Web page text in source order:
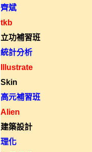
齊斌
tkb
立功補習班
統計分析
Illustrate
Skin
高元補習班
Alien
建築設計
理化